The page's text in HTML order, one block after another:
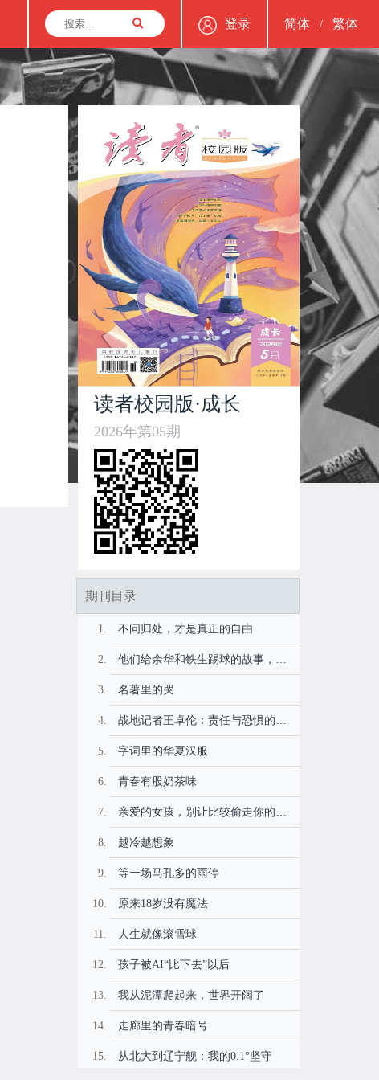
登录 简体 / 繁体
读者校园版·成长
2026年第05期
期刊目录
不问归处，才是真正的自由
他们给余华和铁生踢球的故事，续写了一个青春结尾
名著里的哭
战地记者王卓伦：责任与恐惧的较量
字词里的华夏汉服
青春有股奶茶味
亲爱的女孩，别让比较偷走你的幸福
越冷越想象
等一场马孔多的雨停
原来18岁没有魔法
人生就像滚雪球
孩子被AI“比下去”以后
我从泥潭爬起来，世界开阔了
走廊里的青春暗号
从北大到辽宁舰：我的0.1°坚守